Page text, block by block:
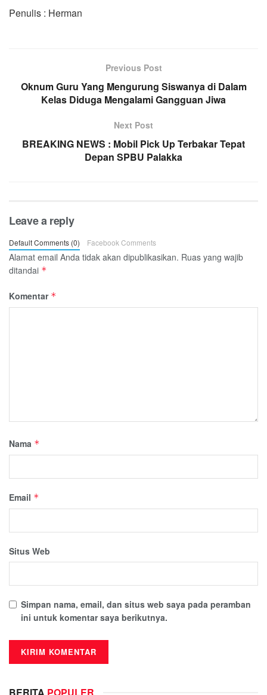
Penulis : Herman
Previous Post
Oknum Guru Yang Mengurung Siswanya di Dalam
Kelas Diduga Mengalami Gangguan Jiwa
Next Post
BREAKING NEWS : Mobil Pick Up Terbakar Tepat
Depan SPBU Palakka
Leave a reply
Default Comments (0) Facebook Comments
Alamat email Anda tidak akan dipublikasikan. Ruas yang wajib
ditandai *
Komentar *
Nama *
Email *
Situs Web
Simpan nama, email, dan situs web saya pada peramban
ini untuk komentar saya berikutnya.